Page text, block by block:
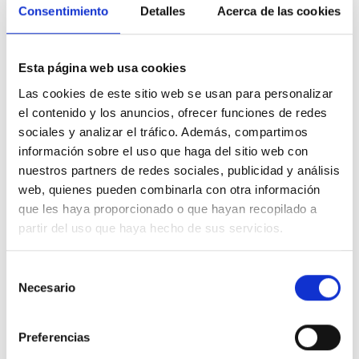
Consentimiento Detalles Acerca de las cookies
Esta página web usa cookies
Las cookies de este sitio web se usan para personalizar
el contenido y los anuncios, ofrecer funciones de redes
sociales y analizar el tráfico. Además, compartimos
información sobre el uso que haga del sitio web con
nuestros partners de redes sociales, publicidad y análisis
web, quienes pueden combinarla con otra información
que les haya proporcionado o que hayan recopilado a
partir del uso que haya hecho de sus servicios.
Necesario
Preferencias
para eso viniste. ¿Le pedirías a un gusano que te
enseñara a volar? Eso es lo que haces cuando le
preguntas “quién soy” a quien no te puede dar
ninguna respuesta, puesto que no la tiene. Y
afirmas que la tiene cuando sigues sus
indicaciones, y vas en pos de lo que no puedes
encontrar.
Los juicios que haces son afirmaciones de que
crees saber quién eres. Son decisiones con
respecto a cómo quieres que sea la realidad, en
función de en qué crees haberte convertido.
No puedes elegir, hagas lo que hagas, puesto que
la Voluntad Divina ya ha tomado por ti todas las